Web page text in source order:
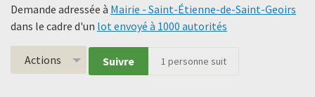
Demande adressée à Mairie - Saint-Étienne-de-Saint-Geoirs
dans le cadre d'un lot envoyé à 1000 autorités
Actions Suivre 1 personne suit